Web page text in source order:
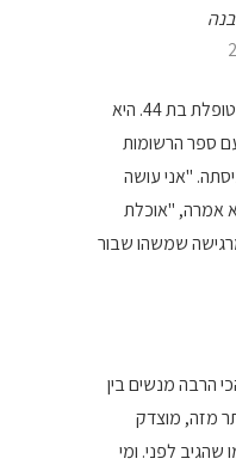
לפני כמה שבועות ישבה מולי מטופלת בת 44. היא
ספר הרשומות
"אני עושה
בגיל 32," היא אמרה, "אוכלת
מרגישה שמשהו שבור
הרבה מנשים בין
ויותר מזה, מוצדק
שהגיב לפני. ומי